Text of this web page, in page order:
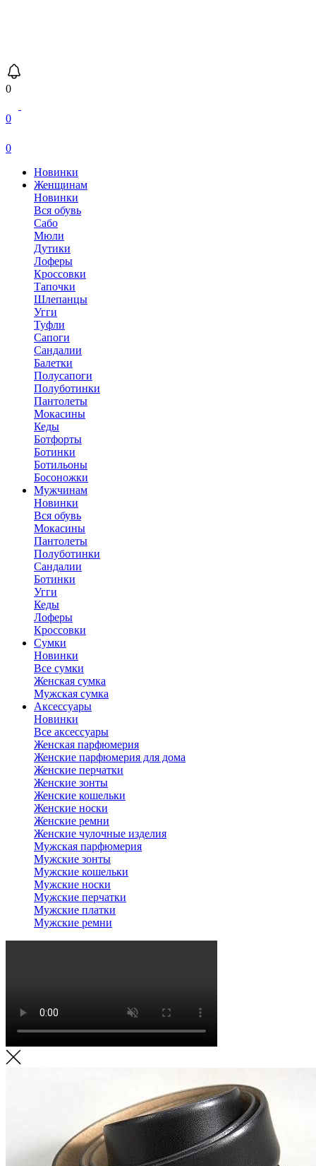
0
0
0
Новинки
Женщинам
Новинки
Вся обувь
Сабо
Мюли
Дутики
Лоферы
Кроссовки
Тапочки
Шлепанцы
Угги
Туфли
Сапоги
Сандалии
Балетки
Полусапоги
Полуботинки
Пантолеты
Мокасины
Кеды
Ботфорты
Ботинки
Ботильоны
Босоножки
Мужчинам
Новинки
Вся обувь
Мокасины
Пантолеты
Полуботинки
Сандалии
Ботинки
Угги
Кеды
Лоферы
Кроссовки
Сумки
Новинки
Все сумки
Женская сумка
Мужская сумка
Аксессуары
Новинки
Все аксессуары
Женская парфюмерия
Женские парфюмерия для дома
Женские перчатки
Женские зонты
Женские кошельки
Женские носки
Женские ремни
Женские чулочные изделия
Мужская парфюмерия
Мужские зонты
Мужские кошельки
Мужские носки
Мужские перчатки
Мужские платки
Мужские ремни